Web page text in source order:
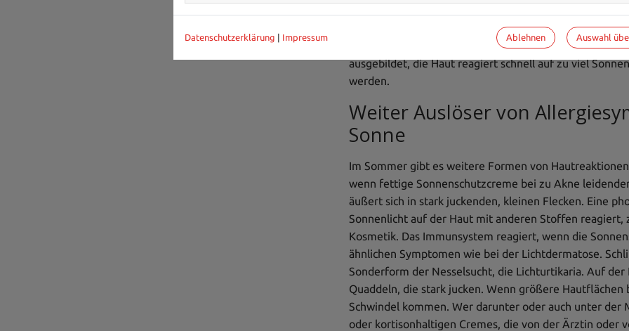
der direkten Sonne zurückziehen. Außerdem ist es
ausreichend hohem Lichtschutzfaktor einzucremen
Dies gilt für Babys und Kleinkinder übrigens immer:
ausgebildet, die Haut reagiert schnell auf zu viel
werden.
Weiter Auslöser von
Sonne
Im Sommer gibt es weitere Formen von
wenn fettige Sonnenschutzcreme bei zu Akne
äußert sich in stark juckenden, kleinen Flecken. Eine
Sonnenlicht auf der Haut mit anderen Stoffen
Kosmetik. Das Immunsystem reagiert, wenn die
ähnlichen Symptomen wie bei der Lichtdermatose.
Sonderform der Nesselsucht, die Lichturtikaria. Auf
Quaddeln, die stark jucken. Wenn größere
Schwindel kommen. Wer darunter oder auch unter
oder kortisonhaltigen Cremes, die von der Ärztin oder
Datenschutzerklärung Impressum Ablehnen Auswahl